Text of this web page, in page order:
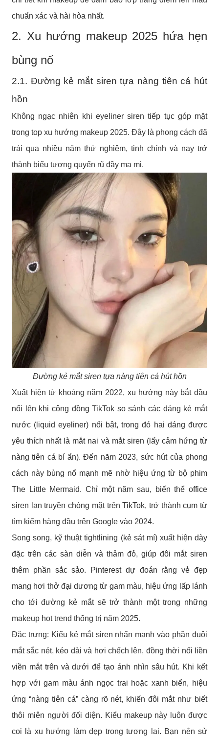
chuẩn xác và hài hòa nhất.
2. Xu hướng makeup 2025 hứa hẹn
bùng nổ
2.1. Đường kẻ mắt siren tựa nàng tiên cá hút
hồn
Không ngạc nhiên khi eyeliner siren tiếp tục góp mặt
trong top xu hướng makeup 2025. Đây là phong cách đã
trải qua nhiều năm thử nghiệm, tinh chỉnh và nay trở
thành biểu tượng quyến rũ đầy ma mị.
Đường kẻ mắt siren tựa nàng tiên cá hút hồn
Xuất hiện từ khoảng năm 2022, xu hướng này bắt đầu
nổi lên khi cộng đồng TikTok so sánh các dáng kẻ mắt
nước (liquid eyeliner) nổi bật, trong đó hai dáng được
yêu thích nhất là mắt nai và mắt siren (lấy cảm hứng từ
nàng tiên cá bí ẩn). Đến năm 2023, sức hút của phong
cách này bùng nổ mạnh mẽ nhờ hiệu ứng từ bộ phim
The Little Mermaid. Chỉ một năm sau, biến thể office
siren lan truyền chóng mặt trên TikTok, trở thành cụm từ
tìm kiếm hàng đầu trên Google vào 2024.
Song song, kỹ thuật tightlining (kẻ sát mí) xuất hiện dày
đặc trên các sàn diễn và thảm đỏ, giúp đôi mắt siren
thêm phần sắc sảo. Pinterest dự đoán rằng vẻ đẹp
mang hơi thở đại dương từ gam màu, hiệu ứng lấp lánh
cho tới đường kẻ mắt sẽ trở thành một trong những
makeup hot trend thống trị năm 2025.
Đặc trưng: Kiểu kẻ mắt siren nhấn mạnh vào phần đuôi
mắt sắc nét, kéo dài và hơi chếch lên, đồng thời nối liền
viền mắt trên và dưới để tạo ánh nhìn sâu hút. Khi kết
hợp với gam màu ánh ngọc trai hoặc xanh biển, hiệu
ứng “nàng tiên cá” càng rõ nét, khiến đôi mắt như biết
thôi miên người đối diện. Kiểu makeup này luôn được
coi là xu hướng làm đẹp trong tương lai. Bạn nên sử